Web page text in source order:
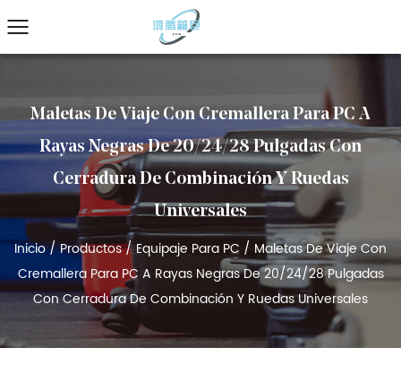
Maletas De Viaje Con Cremallera Para PC A
Rayas Negras De 20/24/28 Pulgadas Con
Cerradura De Combinación Y Ruedas
Universales
Inicio/Productos/Equipaje Para PC / Maletas De Viaje Con
Cremallera Para PC A Rayas Negras De 20/24/28 Pulgadas
Con Cerradura De Combinación Y Ruedas Universales